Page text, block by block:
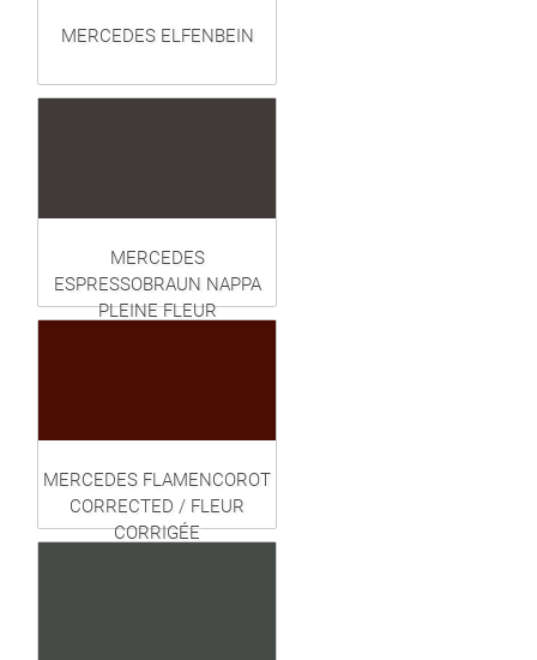
MERCEDES ELFENBEIN
MERCEDES
ESPRESSOBRAUN NAPPA
PLEINE FLEUR
MERCEDES FLAMENCOROT
CORRECTED / FLEUR
CORRIGÉE